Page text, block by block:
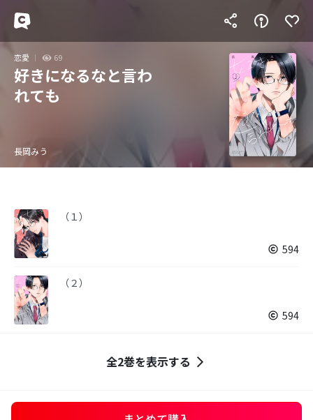
恋愛 69
好きになるなと言わ
れても
長岡みう
（１）
594
（２）
594
全2巻を表示する